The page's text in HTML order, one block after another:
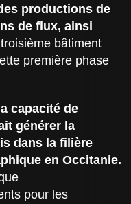
productions de
de flux, ainsi
bâtiment
première phase
capacité de
générer la
dans la filière
en Occitanie.
pour les